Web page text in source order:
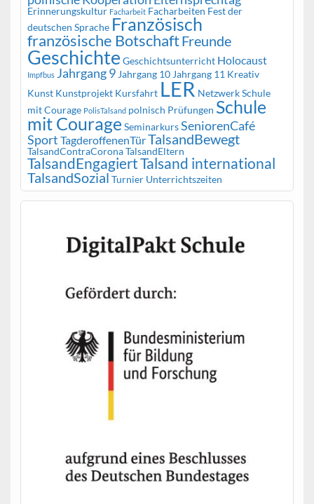
Erinnerungskultur Facharbeit Facharbeiten Fest der
deutschen Sprache Französisch
französische BotschaftFreunde
Geschichte Geschichtsunterricht Holocaust
Impfbus Jahrgang 9 Jahrgang 10 Jahrgang 11 Kreativ
Kunst Kunstprojekt Kursfahrt LER Netzwerk Schule
mit Courage PolisTalsand polnisch Prüfungen Schule
mit Courage SeminarkursSeniorenCafé
Sport TagderoffenenTürTalsandBewegt
TalsandContraCoronaTalsandEltern
TalsandEngagiertTalsand international
TalsandSozial Turnier Unterrichtszeiten